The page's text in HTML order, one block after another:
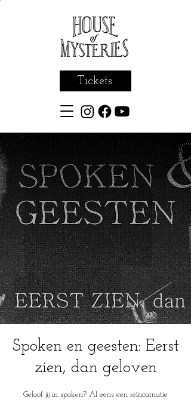
Tickets
Spoken en geesten: Eerst
zien, dan geloven
Geloof jij in spoken? Al eens een reïncarnatie